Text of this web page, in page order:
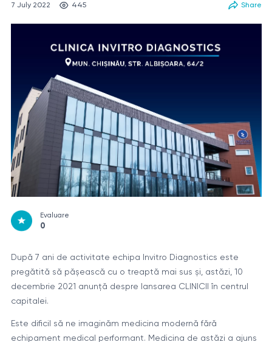
7 July 2022 445 Share
Evaluare
0
După 7 ani de activitate echipa Invitro Diagnostics este
pregătită să pășească cu o treaptă mai sus și, astăzi, 10
decembrie 2021 anunță despre lansarea CLINICII în centrul
capitalei.
Este dificil să ne imaginăm medicina modernă fără
echipament medical performant. Medicina de astăzi a ajuns